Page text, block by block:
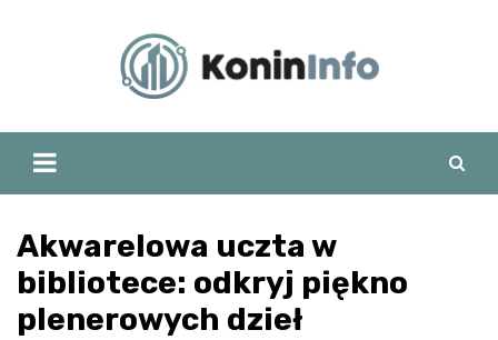
Akwarelowa uczta w
bibliotece: odkryj piękno
plenerowych dzieł